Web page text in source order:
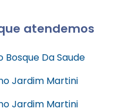
atendemos
Da Saude
Jardim Martini
Jardim Martini